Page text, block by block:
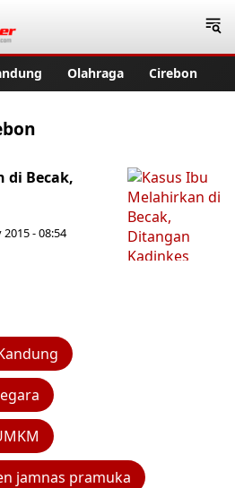
Olahraga Cirebon
di Becak,
- 08:54
jamnas pramuka